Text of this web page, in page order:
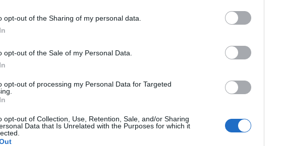
opt-out of the Sharing of my personal data.
opt-out of the Sale of my Personal Data.
opt-out of processing my Personal Data for Targeted
opt-out of Collection, Use, Retention, Sale, and/or Sharing
Data that Is Unrelated with the Purposes for which it
di circa 200 persone nelle
accertamento. Secondo i testimoni oculari, il
di distanza.
della zona.
Locale
la sicurezza dei cittadini.“Stiamo
delle persone,”